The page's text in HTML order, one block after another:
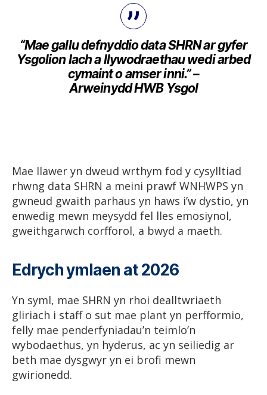
“Mae gallu defnyddio data SHRN ar gyfer
Ysgolion Iach a llywodraethau wedi arbed
cymaint o amser inni.” –
Arweinydd HWB Ysgol
Mae llawer yn dweud wrthym fod y cysylltiad
rhwng data SHRN a meini prawf WNHWPS yn
gwneud gwaith parhaus yn haws i’w dystio, yn
enwedig mewn meysydd fel lles emosiynol,
gweithgarwch corfforol, a bwyd a maeth.
Edrych ymlaen at 2026
Yn syml, mae SHRN yn rhoi dealltwriaeth
gliriach i staff o sut mae plant yn perfformio,
felly mae penderfyniadau’n teimlo’n
wybodaethus, yn hyderus, ac yn seiliedig ar
beth mae dysgwyr yn ei brofi mewn
gwirionedd.